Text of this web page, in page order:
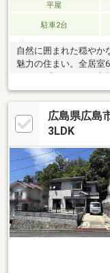
平屋
駐車2台
自然に囲まれた穏やか
魅力の住まい。全居室
いた室内と、使い勝手
隣接居室を一体利用す
可能です。庭スペース
たりとした暮らしを実
広島県広島
3LDK